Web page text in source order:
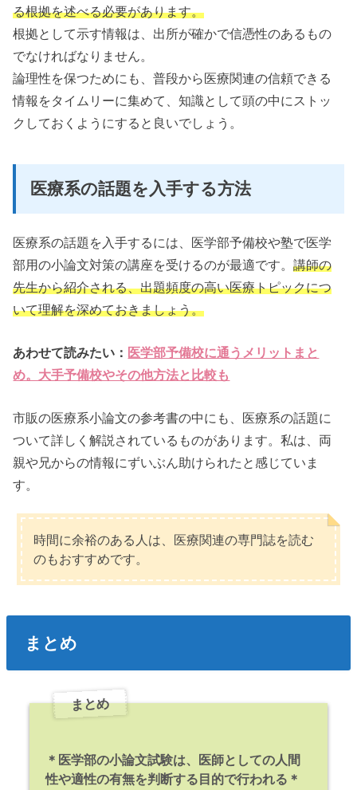
る根拠を述べる必要があります。
根拠として示す情報は、出所が確かで信憑性のあるもの
でなければなりません。
論理性を保つためにも、普段から医療関連の信頼できる
情報をタイムリーに集めて、知識として頭の中にストッ
クしておくようにすると良いでしょう。
医療系の話題を入手する方法
医療系の話題を入手するには、医学部予備校や塾で医学
部用の小論文対策の講座を受けるのが最適です。講師の
先生から紹介される、出題頻度の高い医療トピックにつ
いて理解を深めておきましょう。
あわせて読みたい： 医学部予備校に通うメリットまと
め。大手予備校やその他方法と比較も
市販の医療系小論文の参考書の中にも、医療系の話題に
ついて詳しく解説されているものがあります。私は、両
親や兄からの情報にずいぶん助けられたと感じていま
す。
時間に余裕のある人は、医療関連の専門誌を読む
のもおすすめです。
まとめ
まとめ
＊医学部の小論文試験は、医師としての人間
性や適性の有無を判断する目的で行われる ＊